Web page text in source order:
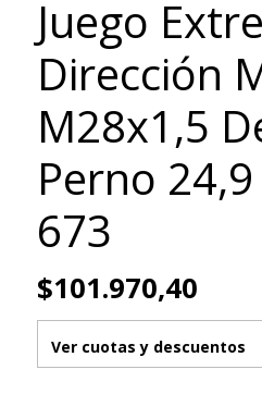
Juego
Dirección
M28x1,5
Perno
673
$101.970,40
Ver cuotas y descuentos